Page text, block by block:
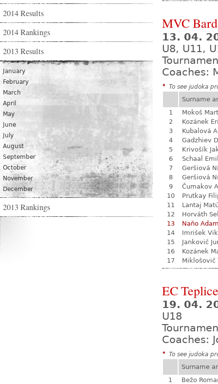
2014 Results
2014 Rankings
2013 Results
January
February
March
April
May
June
July
August
September
October
November
December
2013 Rankings
MVC
13. 04.
U8, U11,
Coaches:
* To see judoka
Surname
1
Mokoš
2
Kozánek
3
Kubalová
4
Gadzhiev
5
Krivošík
6
Schaal
7
Geršiová
8
Geršiová
9
Čumakov
10
Prutkay
11
Lantaj
12
Horváth
13
Naňo
14
Imrišek
15
Jankovič
16
Kozánek
17
Miklošovič
EC Teplice
19. 04.
U18
Coaches:
* To see judoka
Surname
1
Bežo